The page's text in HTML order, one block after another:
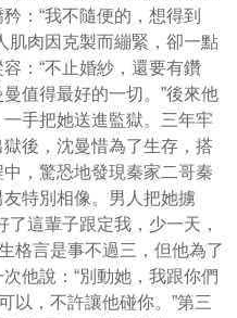
：“我不隨便的，想得到
肌肉因克製而繃緊，卻一點
：“不止婚紗，還要有鑽
值得最好的一切。”後來他
手把她送進監獄。三年牢
後，沈曼惜為了生存，搭
中，驚恐地發現秦家二哥秦
特別相像。男人把她擄
了這輩子跟定我，少一天，
格言是事不過三，但他為了
他說：“別動她，我跟你們
以，不許讓他碰你。”第三